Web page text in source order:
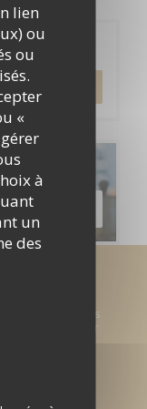
lien
ou
ou
«
à
un
des
pour recevoir des
marketing par